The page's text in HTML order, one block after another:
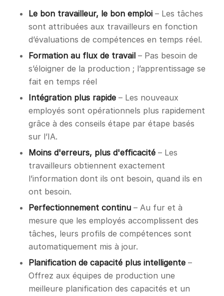
Le bon travailleur, le bon emploi– Les tâches
sont attribuées aux travailleurs en fonction
d’évaluations de compétences en temps réel.
Formation au flux de travail– Pas besoin de
s’éloigner de la production ; l’apprentissage se
fait en temps réel
Intégration plus rapide– Les nouveaux
employés sont opérationnels plus rapidement
grâce à des conseils étape par étape basés
sur l’IA.
Moins d'erreurs, plus d'efficacité– Les
travailleurs obtiennent exactement
l’information dont ils ont besoin, quand ils en
ont besoin.
Perfectionnement continu– Au fur et à
mesure que les employés accomplissent des
tâches, leurs profils de compétences sont
automatiquement mis à jour.
Planification de capacité plus intelligente–
Offrez aux équipes de production une
meilleure planification des capacités et un